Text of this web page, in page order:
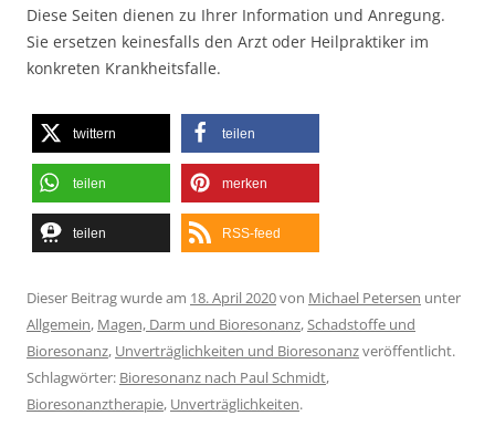
Diese Seiten dienen zu Ihrer Information und Anregung.
Sie ersetzen keinesfalls den Arzt oder Heilpraktiker im
konkreten Krankheitsfalle.
twittern teilen
teilen merken
teilen RSS-feed
Dieser Beitrag wurde am 18. April 2020von Michael Petersen unter
Allgemein, Magen, Darm und Bioresonanz, Schadstoffe und
Bioresonanz, Unverträglichkeiten und Bioresonanzveröffentlicht.
Schlagwörter: Bioresonanz nach Paul Schmidt,
Bioresonanztherapie, Unverträglichkeiten.